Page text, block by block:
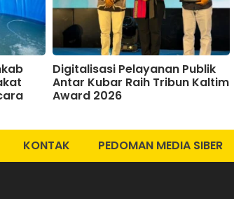
Digitalisasi Pelayanan Publik
Antar Kubar Raih Tribun Kaltim
Award 2026
KONTAK PEDOMAN MEDIA SIBER